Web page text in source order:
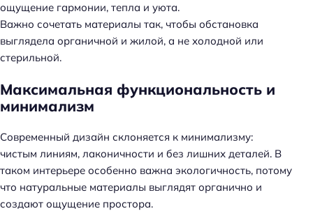
ощущение гармонии, тепла и уюта.
Важно сочетать материалы так, чтобы обстановка
выглядела органичной и жилой, а не холодной или
стерильной.
Максимальная функциональность и
минимализм
Современный дизайн склоняется к минимализму:
чистым линиям, лаконичности и без лишних деталей. В
таком интерьере особенно важна экологичность, потому
что натуральные материалы выглядят органично и
создают ощущение простора.